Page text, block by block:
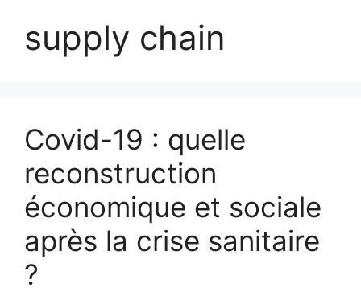
supply chain
Covid-19 : quelle
reconstruction
économique et sociale
après la crise sanitaire
?